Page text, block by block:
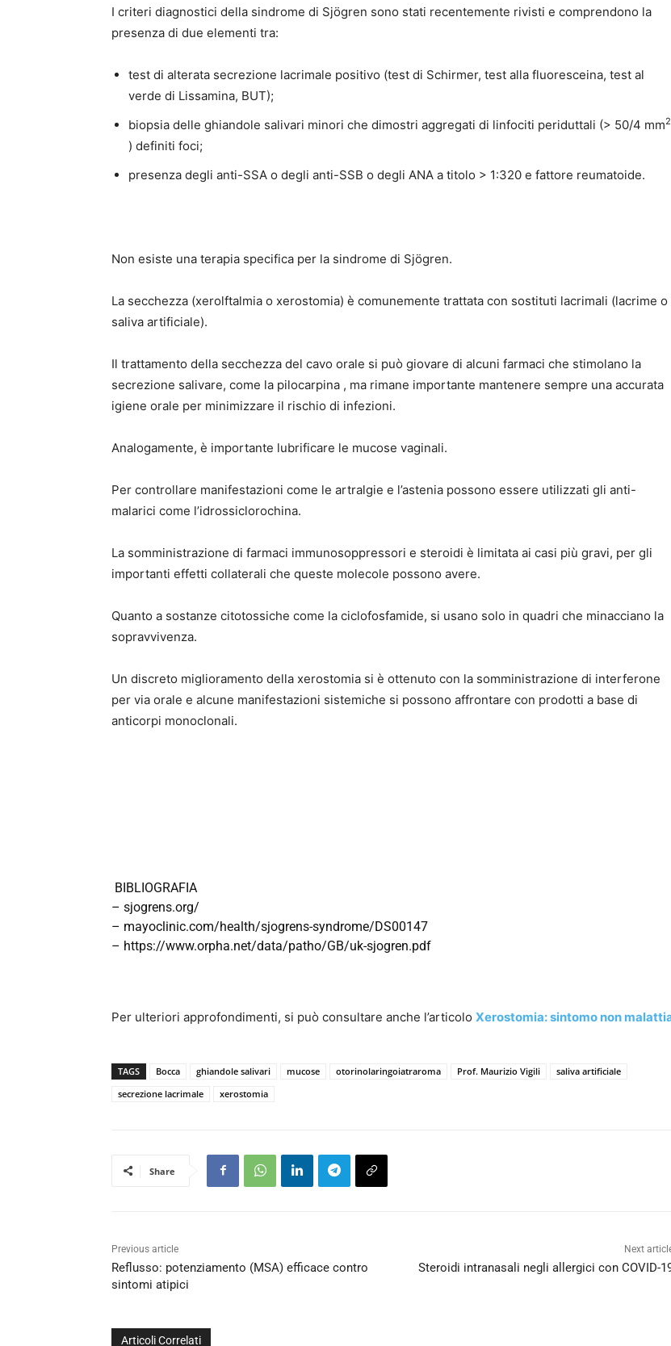
I criteri diagnostici della sindrome di Sjögren sono stati recentemente rivisti e comprendono la
presenza di due elementi tra:
test di alterata secrezione lacrimale positivo (test di Schirmer, test alla fluoresceina, test al
verde di Lissamina, BUT);
biopsia delle ghiandole salivari minori che dimostri aggregati di linfociti periduttali (> 50/4 mm2
) definiti foci;
presenza degli anti-SSA o degli anti-SSB o degli ANA a titolo > 1:320 e fattore reumatoide.
Non esiste una terapia specifica per la sindrome di Sjögren.
La secchezza (xerolftalmia o xerostomia) è comunemente trattata con sostituti lacrimali (lacrime o
saliva artificiale).
Il trattamento della secchezza del cavo orale si può giovare di alcuni farmaci che stimolano la
secrezione salivare, come la pilocarpina , ma rimane importante mantenere sempre una accurata
igiene orale per minimizzare il rischio di infezioni.
Analogamente, è importante lubrificare le mucose vaginali.
Per controllare manifestazioni come le artralgie e l’astenia possono essere utilizzati gli anti-
malarici come l’idrossiclorochina.
La somministrazione di farmaci immunosoppressori e steroidi è limitata ai casi più gravi, per gli
importanti effetti collaterali che queste molecole possono avere.
Quanto a sostanze citotossiche come la ciclofosfamide, si usano solo in quadri che minacciano la
sopravvivenza.
Un discreto miglioramento della xerostomia si è ottenuto con la somministrazione di interferone
per via orale e alcune manifestazioni sistemiche si possono affrontare con prodotti a base di
anticorpi monoclonali.
BIBLIOGRAFIA
– sjogrens.org/
– mayoclinic.com/health/sjogrens-syndrome/DS00147
– https://www.orpha.net/data/patho/GB/uk-sjogren.pdf
Per ulteriori approfondimenti, si può consultare anche l’articolo Xerostomia: sintomo non
TAGS Bocca ghiandole salivari mucose otorinolaringoiatraroma Prof. Maurizio Vigili
saliva artificiale
secrezione lacrimale
xerostomia
Share
Previous article
Reflusso: potenziamento (MSA) efficace contro
sintomi atipici
Next
Steroidi intranasali negli allergici con COVID-
Articoli Correlati